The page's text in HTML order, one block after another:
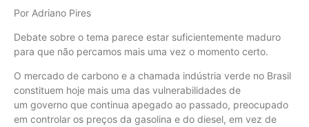
Por Adriano Pires
Debate sobre o tema parece estar suficientemente maduro
para que não percamos mais uma vez o momento certo.
O mercado de carbono e a chamada indústria verde no Brasil
constituem hoje mais uma das vulnerabilidades de
um governo que continua apegado ao passado, preocupado
em controlar os preços da gasolina e do diesel, em vez de